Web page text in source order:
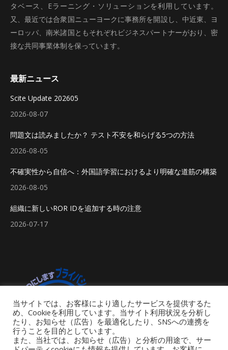
タベース、Eラーニング・ソリューションを利用しています。
又、最近では合衆国ニューヨークに事務所を開設し、中近東、ヨ
ーロッパ、南米諸国ともそれぞれビジネスパートナーがおり、密
接な共同事業体制を保っています。
最新ニュース
Scite Update 202605
2026-08-07
問題文は読みましたか？ テスト不安を和らげる5つの方法
2026-08-05
不確実性から自信へ：外国語学習におけるより明確な道筋の構築
2026-08-05
組織に新しいROR IDを追加する時の注意
2026-07-17
当サイトでは、お客様により適したサービスを提供するた
め、Cookieを利用しています。当サイト利用状況を分析し
たり、お知らせ（広告）を最適化したり、SNSへの連携を
行うことを目的としています。
また、当社では、お知らせ（広告）と分析の用途で、サー